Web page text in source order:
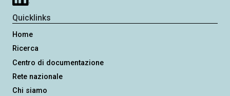
v
Quicklinks
Home
Ricerca
Centro di documentazione
Rete nazionale
Chi siamo